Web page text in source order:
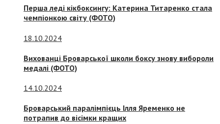
Перша леді кікбоксингу: Катерина Титаренко стала
чемпіонкою світу (ФОТО)
18.10.2024
Вихованці Броварської школи боксу знову вибороли
медалі (ФОТО)
14.10.2024
Броварський паралімпієць Ілля Яременко не
потрапив до вісімки кращих